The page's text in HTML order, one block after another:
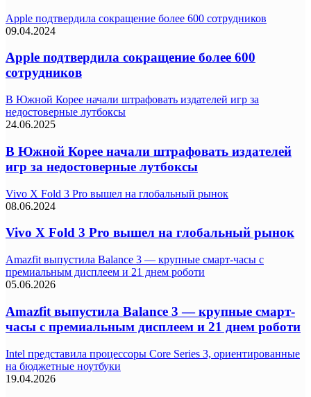
Apple подтвердила сокращение более 600 сотрудников
09.04.2024
Apple подтвердила сокращение более 600
сотрудников
В Южной Корее начали штрафовать издателей игр за
недостоверные лутбоксы
24.06.2025
В Южной Корее начали штрафовать издателей
игр за недостоверные лутбоксы
Vivo X Fold 3 Pro вышел на глобальный рынок
08.06.2024
Vivo X Fold 3 Pro вышел на глобальный рынок
Amazfit выпустила Balance 3 — крупные смарт-часы с
премиальным дисплеем и 21 днем роботи
05.06.2026
Amazfit выпустила Balance 3 — крупные смарт-
часы с премиальным дисплеем и 21 днем роботи
Intel представила процессоры Core Series 3, ориентированные
на бюджетные ноутбуки
19.04.2026